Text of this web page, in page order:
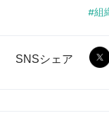
組
SNSシェア